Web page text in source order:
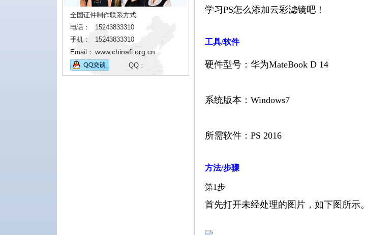
全国证件制作联系方式
电话：
15243833310
手机：
15243833310
Email： www.chinafi.org.cn
QQ：
学习PS怎么添加云彩滤镜吧！
工具/软件
硬件型号：华为MateBook D 14
系统版本：Windows7
所需软件：PS 2016
方法/步骤
第1步
首先打开未经处理的图片，如下图所示。